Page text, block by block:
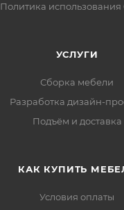
Политика использования
УСЛУГИ
Сборка мебели
Разработка дизайн-
Подъём и доставка
КАК КУПИТЬ
Условия оплаты